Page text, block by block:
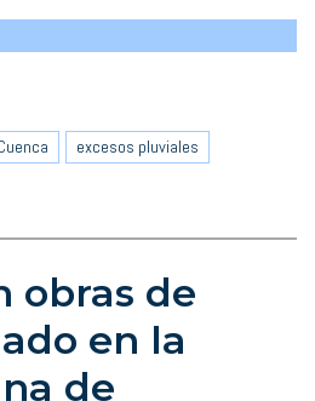
excesos pluviales
obras de
en la
de